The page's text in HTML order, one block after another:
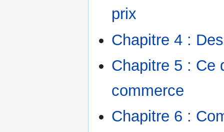
prix
Chapitre 4 :
Chapitre 5 : Ce
commerce
Chapitre 6 :